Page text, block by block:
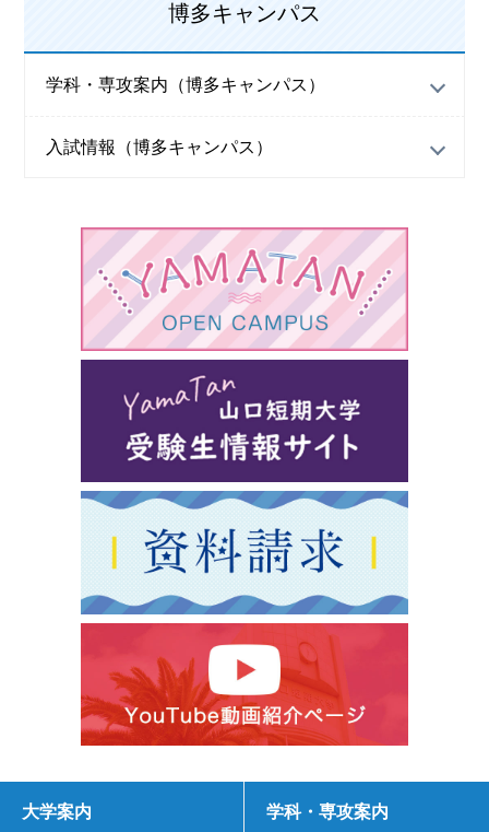
博多キャンパス
学科・専攻案内（博多キャンパス）
入試情報（博多キャンパス）
大学案内 学科・専攻案内